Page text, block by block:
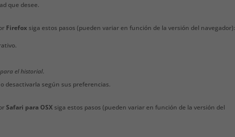
que desee.
Firefox siga estos pasos (pueden variar en función de la versión del navegador):
el historial.
desactivarla según sus preferencias.
Safari para OSX siga estos pasos (pueden variar en función de la versión del